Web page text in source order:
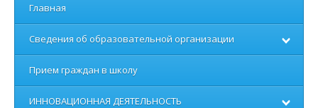
Главная
Сведения об образовательной организации
Прием граждан в школу
ИННОВАЦИОННАЯ ДЕЯТЕЛЬНОСТЬ